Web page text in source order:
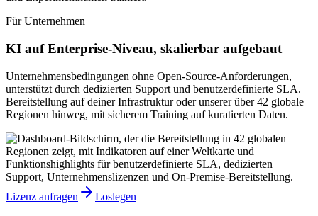
Für Unternehmen
KI auf Enterprise-Niveau, skalierbar aufgebaut
Unternehmensbedingungen ohne Open-Source-Anforderungen,
unterstützt durch dedizierten Support und benutzerdefinierte SLA.
Bereitstellung auf deiner Infrastruktur oder unserer über 42 globale
Regionen hinweg, mit sicherem Training auf kuratierten Daten.
Lizenz anfragen Loslegen